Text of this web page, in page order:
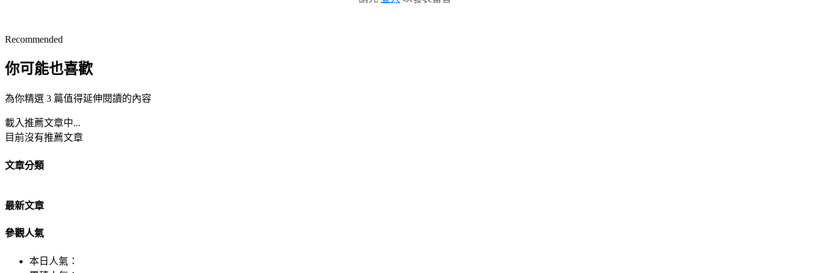
Recommended
你可能也喜歡
為你精選 3 篇值得延伸閱讀的內容
載入推薦文章中...
目前沒有推薦文章
文章分類
最新文章
參觀人氣
本日人氣：